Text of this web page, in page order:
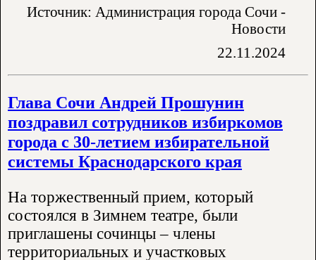
Источник: Администрация города Сочи -
Новости
22.11.2024
Глава Сочи Андрей Прошунин
поздравил сотрудников избиркомов
города с 30-летием избирательной
системы Краснодарского края
На торжественный прием, который
состоялся в Зимнем театре, были
приглашены сочинцы – члены
территориальных и участковых